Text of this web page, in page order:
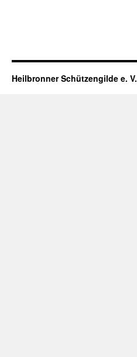
Heilbronner Schützengilde e. V.